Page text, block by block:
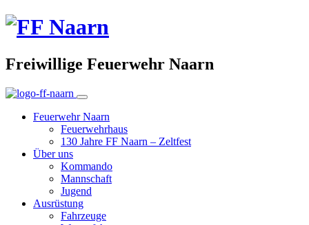
Freiwillige Feuerwehr Naarn
Feuerwehr Naarn
Feuerwehrhaus
130 Jahre FF Naarn – Zeltfest
Über uns
Kommando
Mannschaft
Jugend
Ausrüstung
Fahrzeuge